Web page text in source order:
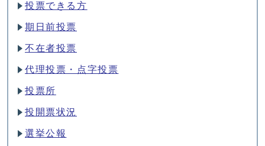
投票できる方
期日前投票
不在者投票
代理投票・点字投票
投票所
投開票状況
選挙公報